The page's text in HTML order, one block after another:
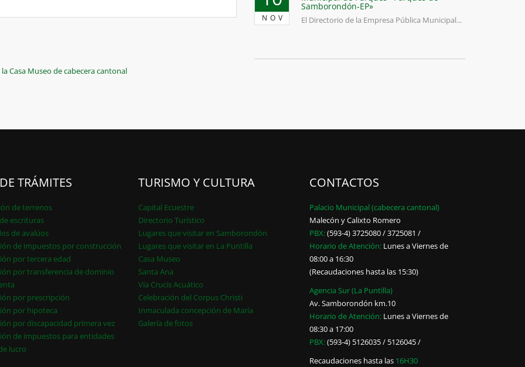
Casa Museo de cabecera cantonal
NOV
Samborondón-EP»
El Directorio de la Empresa Pública Municipal...
TRÁMITES
de terrenos
escrituras
de avalúos
de impuestos por construcción
por tercera edad
por transferencia de dominio
por prescripción
por hipoteca
por discapacidad primera vez
de impuestos para entidades
lucro
TURISMO Y CULTURA
Capital Ecuestre
Directorio Turístico
Lugares que visitar en Samborondón
Lugares que visitar en La Puntilla
Casa Museo
Santa Ana
Vía Crucis Acuático
Celebración del Corpus Christi
Inmaculada concepción de María
Galería de fotos
CONTACTOS
Palacio Municipal (cabecera cantonal)
Malecón y Calixto Romero
PBX:(593-4) 3725080 / 3725081 /
Horario de Atención:Lunes a Viernes de
08:00 a 16:30
(Recaudaciones hasta las 15:30)
Agencia Sur (La Puntilla)
Av. Samborondón km.10
Horario de Atención:Lunes a Viernes de
08:30 a 17:00
PBX:(593-4) 5126035 / 5126045 /
Recaudaciones hasta las 16H30